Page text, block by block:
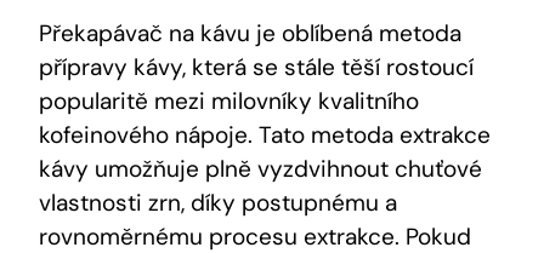
Překapávač na kávu je oblíbená metoda
přípravy kávy, která se stále těší rostoucí
popularitě mezi milovníky kvalitního
kofeinového nápoje. Tato metoda extrakce
kávy umožňuje plně vyzdvihnout chuťové
vlastnosti zrn, díky postupnému a
rovnoměrnému procesu extrakce. Pokud